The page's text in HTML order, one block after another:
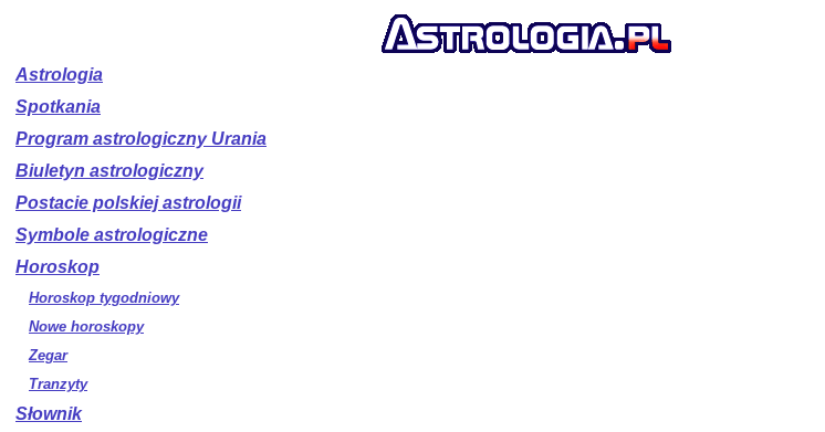
Astrologia
Spotkania
Program astrologiczny Urania
Biuletyn astrologiczny
Postacie polskiej astrologii
Symbole astrologiczne
Horoskop
Horoskop tygodniowy
Nowe horoskopy
Zegar
Tranzyty
Słownik